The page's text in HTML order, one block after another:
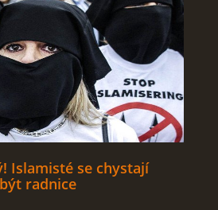
Islamisté se chystají
radnice